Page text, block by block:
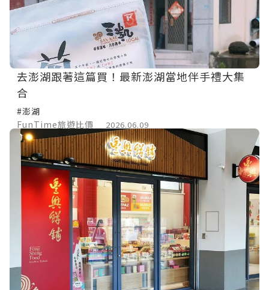
去澎湖跟著這篇買！最新澎湖當地伴手禮大集
合
#澎湖
FunTime旅遊比價
2026.06.09